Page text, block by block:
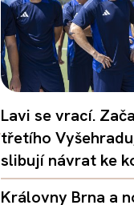
Lavi se vrací.
třetího
slibují návrat ke
Královny Brna a